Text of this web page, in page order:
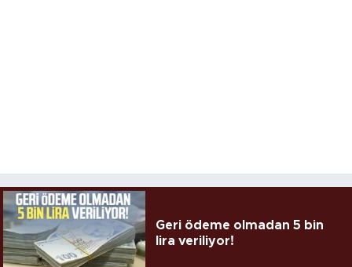
Geri ödeme olmadan 5 bin
lira veriliyor!